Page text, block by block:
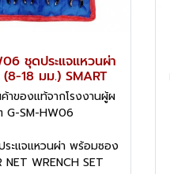
ชุดประแจแหวนผ่า
18 มม.) SMART
าของแท้จากโรงงานผู้ผ
G-SM-HW06
ระแจแหวนผ่า พร้อมซอง
NET WRENCH SET